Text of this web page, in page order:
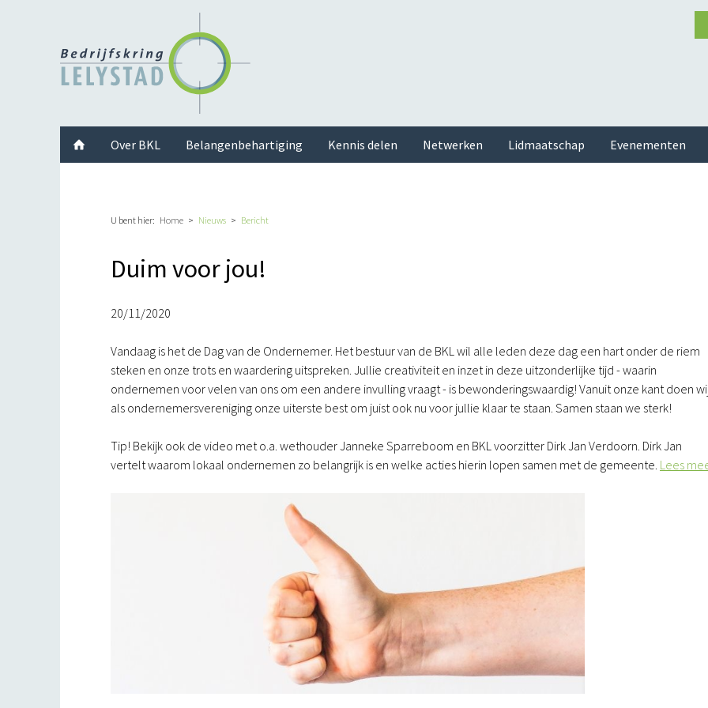
Twitter InstagramLinkedInYoutube
U bent hier: Home Nieuws Bericht
Duim voor jou!
20/11/2020
Vandaag is het de Dag van de Ondernemer. Het bestuur van de BKL wil alle leden deze dag een hart onder de riem
steken en onze trots en waardering uitspreken. Jullie creativiteit en inzet in deze uitzonderlijke tijd - waarin
ondernemen voor velen van ons om een andere invulling vraagt - is bewonderingswaardig! Vanuit onze kant doen
als ondernemersvereniging onze uiterste best om juist ook nu voor jullie klaar te staan. Samen staan we sterk!
Tip! Bekijk ook de video met o.a. wethouder Janneke Sparreboom en BKL voorzitter Dirk Jan Verdoorn. Dirk Jan
vertelt waarom lokaal ondernemen zo belangrijk is en welke acties hierin lopen samen met de gemeente. Lees
Over BKL Belangenbehartiging Kennis delen Netwerken Lidmaatschap Evenementen